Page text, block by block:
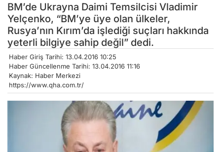
BM’de Ukrayna Daimi Temsilcisi Vladimir
Yelçenko, “BM’ye üye olan ülkeler,
Rusya’nın Kırım’da işlediği suçları hakkında
yeterli bilgiye sahip değil” dedi.
Haber Giriş Tarihi: 13.04.2016 10:25
Haber Güncellenme Tarihi: 13.04.2016 11:16
Kaynak: Haber Merkezi
https://www.qha.com.tr/